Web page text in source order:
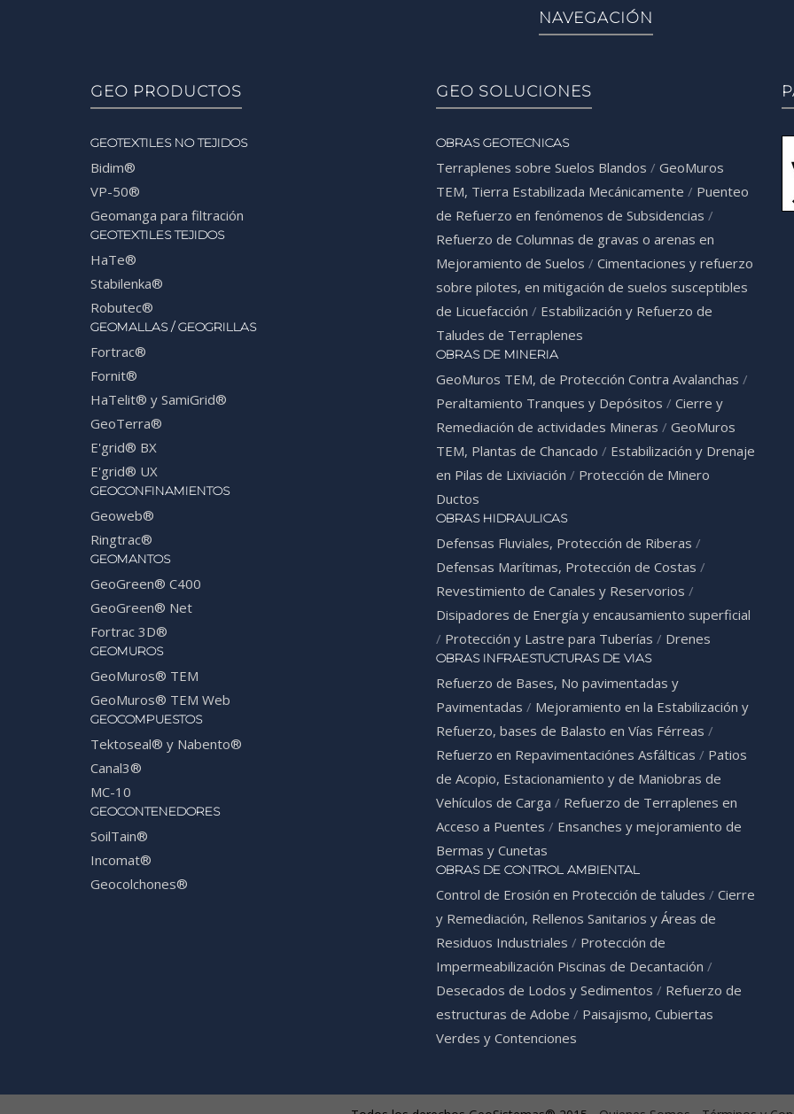
NAVEGACIÓN
GEO PRODUCTOS
GEOTEXTILES NO TEJIDOS
Bidim®
VP-50®
Geomanga para filtración
GEOTEXTILES TEJIDOS
HaTe®
Stabilenka®
Robutec®
GEOMALLAS / GEOGRILLAS
Fortrac®
Fornit®
HaTelit® y SamiGrid®
GeoTerra®
E'grid® BX
E'grid® UX
GEOCONFINAMIENTOS
Geoweb®
Ringtrac®
GEOMANTOS
GeoGreen® C400
GeoGreen® Net
Fortrac 3D®
GEOMUROS
GeoMuros® TEM
GeoMuros® TEM Web
GEOCOMPUESTOS
Tektoseal® y Nabento®
Canal3®
MC-10
GEOCONTENEDORES
SoilTain®
Incomat®
Geocolchones®
GEO SOLUCIONES
OBRAS GEOTECNICAS
Terraplenes sobre Suelos Blandos / GeoMuros
TEM, Tierra Estabilizada Mecánicamente / Puenteo
de Refuerzo en fenómenos de Subsidencias /
Refuerzo de Columnas de gravas o arenas en
Mejoramiento de Suelos / Cimentaciones y refuerzo
sobre pilotes, en mitigación de suelos susceptibles
de Licuefacción / Estabilización y Refuerzo de
Taludes de Terraplenes
OBRAS DE MINERIA
GeoMuros TEM, de Protección Contra Avalanchas /
Peraltamiento Tranques y Depósitos / Cierre y
Remediación de actividades Mineras / GeoMuros
TEM, Plantas de Chancado / Estabilización y Drenaje
en Pilas de Lixiviación / Protección de Minero
Ductos
OBRAS HIDRAULICAS
Defensas Fluviales, Protección de Riberas /
Defensas Marítimas, Protección de Costas /
Revestimiento de Canales y Reservorios /
Disipadores de Energía y encausamiento superficial
/ Protección y Lastre para Tuberías / Drenes
OBRAS INFRAESTUCTURAS DE VIAS
Refuerzo de Bases, No pavimentadas y
Pavimentadas / Mejoramiento en la Estabilización y
Refuerzo, bases de Balasto en Vías Férreas /
Refuerzo en Repavimentaciónes Asfálticas / Patios
de Acopio, Estacionamiento y de Maniobras de
Vehículos de Carga / Refuerzo de Terraplenes en
Acceso a Puentes / Ensanches y mejoramiento de
Bermas y Cunetas
OBRAS DE CONTROL AMBIENTAL
Control de Erosión en Protección de taludes / Cierre
y Remediación, Rellenos Sanitarios y Áreas de
Residuos Industriales / Protección de
Impermeabilización Piscinas de Decantación /
Desecados de Lodos y Sedimentos / Refuerzo de
estructuras de Adobe / Paisajismo, Cubiertas
Verdes y Contenciones